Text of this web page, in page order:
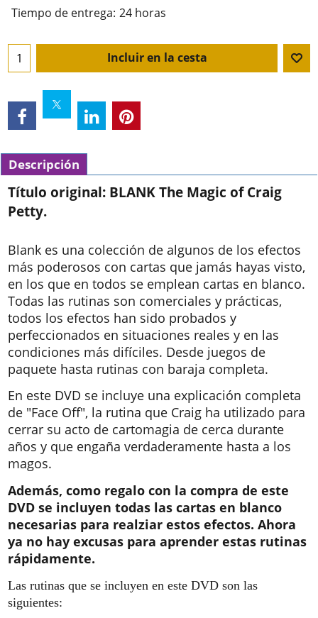
Tiempo de entrega: 24 horas
Incluir en la cesta
Descripción
Título original: BLANK The Magic of Craig
Petty.
Blank es una colección de algunos de los efectos
más poderosos con cartas que jamás hayas visto,
en los que en todos se emplean cartas en blanco.
Todas las rutinas son comerciales y prácticas,
todos los efectos han sido probados y
perfeccionados en situaciones reales y en las
condiciones más difíciles. Desde juegos de
paquete hasta rutinas con baraja completa.
En este DVD se incluye una explicación completa
de "Face Off", la rutina que Craig ha utilizado para
cerrar su acto de cartomagia de cerca durante
años y que engaña verdaderamente hasta a los
magos.
Además, como regalo con la compra de este
DVD se incluyen todas las cartas en blanco
necesarias para realziar estos efectos. Ahora
ya no hay excusas para aprender estas rutinas
rápidamente.
Las rutinas que se incluyen en este DVD son las
siguientes: